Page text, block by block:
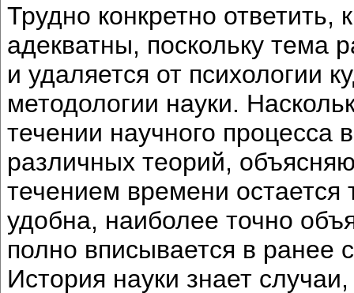
Трудно конкретно ответить,
адекватны, поскольку тема
и удаляется от психологии
методологии науки.
течении научного процесса
различных теорий,
течением времени остается
удобна, наиболее точно
полно вписывается в ранее
История науки знает